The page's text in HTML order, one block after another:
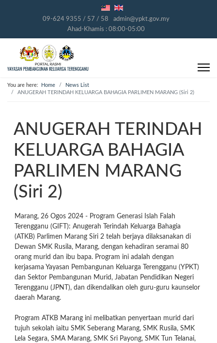
09-624 9355 / 57 / 58
admin@ypkt.gov.my
Ahad-Khamis : 08:00-05:00
You are here: Home
News List
ANUGERAH TERINDAH KELUARGA BAHAGIA PARLIMEN MARANG (Siri 2)
ANUGERAH TERINDAH
KELUARGA BAHAGIA
PARLIMEN MARANG
(Siri 2)
Marang, 26 Ogos 2024 - Program Generasi Islah Falah
Terengganu (GIFT): Anugerah Terindah Keluarga Bahagia
(ATKB) Parlimen Marang Siri 2 telah berjaya dilaksanakan di
Dewan SMK Rusila, Marang, dengan kehadiran seramai 80
orang murid dan ibu bapa. Program ini adalah dengan
kerjasama Yayasan Pembangunan Keluarga Terengganu (YPKT)
dan Sektor Pembangunan Murid, Jabatan Pendidikan Negeri
Terengganu (JPNT), dan dikendalikan oleh guru-guru kaunselor
daerah Marang.
Program ATKB Marang ini melibatkan penyertaan murid dari
tujuh sekolah iaitu SMK Seberang Marang, SMK Rusila, SMK
Lela Segara, SMA Marang, SMK Sri Payong, SMK Tun Telanai,